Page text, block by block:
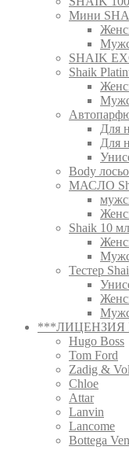
Мини
SHAIK
Shaik
Для
Для
Body
МАСЛО
Shaik 10
Тестер
***ЛИЦЕНЗИЯ
Hugo Boss
Tom Ford
Zadig &
Chloe
Attar
Lanvin
Lancome
Bottega